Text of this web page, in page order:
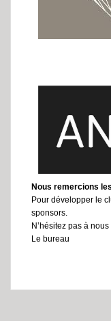
Nous remercions
Pour développer le
sponsors.
N’hésitez pas à
Le bureau